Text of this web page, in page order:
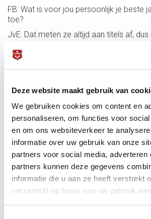
Deze website maakt gebruik van
We gebruiken cookies om content en
personaliseren, om functies voor
en om ons websiteverkeer te
informatie over uw gebruik van onze
partners voor social media, adverteren
partners kunnen deze gegevens
informatie die u aan ze heeft verstrekt
verzameld op basis van uw gebruik
FB: Wat is voor jou persoonlijk je beste
toe?
JvE: Dat meten ze altijd aan titels af,
maakten die jaren heel bijzonder. Ik ben
positie twee na Glenn Hofman. Ik won
tegenstanders 19 van de 21 partijen.
FB: Hoe sterk schat jij de Nederlandse
Kozoom league, in met al die
JvE: Als de sterkste van allemaal, want
speelt. Wij zijn ook het enige land waar
spelen met 3 of 4 buitenlanders. Dat
goed systeem. De Nederlandse
ook voor Nederlandse spelers zijn, dus
landen, twee buitenlanders per team,
goed, de bond heeft dat besluit vijf jaar